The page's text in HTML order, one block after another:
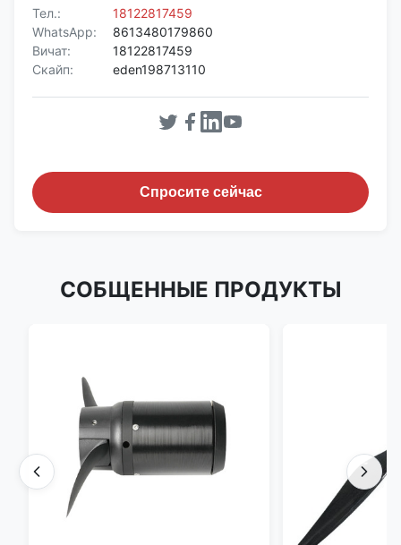
Тел.:
18122817459
WhatsApp:
8613480179860
Вичат:
18122817459
Скайп:
eden198713110
Спросите сейчас
СОБЩЕННЫЕ ПРОДУКТЫ